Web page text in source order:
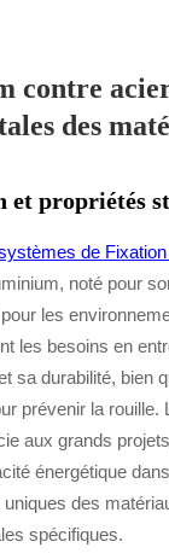
contre
des
et propriétés
de
noté pour
les
les besoins en
sa durabilité, bien
prévenir la
aux grands
énergétique
des
spécifiques.